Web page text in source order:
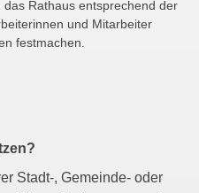
Rathaus entsprechend der
und Mitarbeiter
festmachen.
Stadt-, Gemeinde- oder